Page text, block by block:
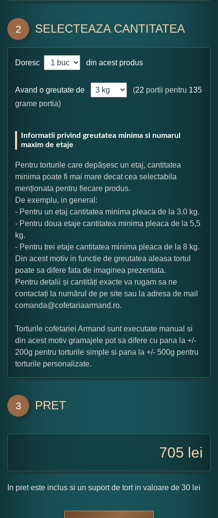
2 SELECTEAZA CANTITATEA
Doresc din acest produs
Avand o greutate de (22 portii pentru 135
grame portia)
Informatii privind greutatea minima si numarul
maxim de etaje
Pentru torturile care depășesc un etaj, cantitatea
minima poate fi mai mare decat cea selectabila
menționata pentru fiecare produs.
De exemplu, in general:
- Pentru un etaj cantitatea minima pleaca de la 3.0 kg.
- Pentru doua etaje cantitatea minima pleaca de la 5,5
kg.
- Pentru trei etaje cantitatea minima pleaca de la 8 kg.
Din acest motiv in functie de greutatea aleasa tortul
poate sa difere fata de imaginea prezentata.
Pentru detalii și cantități exacte va rugam sa ne
contactați la numărul de pe site sau la adresa de mail
comanda@cofetariaarmand.ro.
Torturile cofetariei Armand sunt executate manual si
din acest motiv gramajele pot sa difere cu pana la +/-
200g pentru torturile simple si pana la +/- 500g pentru
torturile personalizate.
3 PRET
705 lei
In pret este inclus si un suport de tort in valoare de 30 lei